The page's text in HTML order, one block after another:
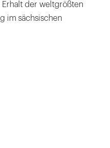
der weltgrößten
im sächsischen